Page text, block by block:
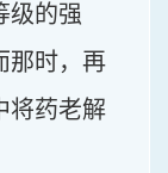
级的强
那时，再
将药老解